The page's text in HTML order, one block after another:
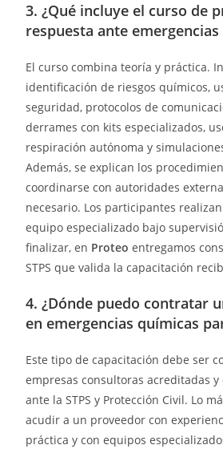
3. ¿Qué incluye el curso de
respuesta ante
El curso combina teoría y práctica.
identificación de riesgos químicos,
seguridad, protocolos de
derrames con kits especializados,
respiración autónoma y
Además, se explican los
coordinarse con autoridades
necesario. Los participantes
equipo especializado bajo
finalizar, en Proteo entregamos
STPS que valida la capacitación
4. ¿Dónde puedo contratar
en emergencias químicas
Este tipo de capacitación debe ser
empresas consultoras acreditadas
ante la STPS y Protección Civil. Lo
acudir a un proveedor con
práctica y con equipos